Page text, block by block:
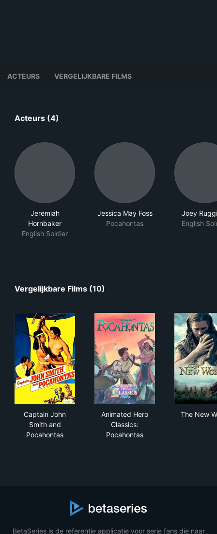
ACTEURS VERGELIJKBARE FILMS
Acteurs (4)
Jeremiah
Hornbaker
English Soldier
Jessica May Foss
Pocahontas
Joey
English
Vergelijkbare Films (10)
Captain John
Smith and
Pocahontas
Animated Hero
Classics:
Pocahontas
The New
BetaSeries is de referentie applicatie voor serie fans die naar